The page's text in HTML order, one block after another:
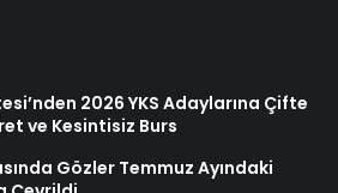
2026 YKS Adaylarına Çifte
ve Kesintisiz Burs
Gözler Temmuz Ayındaki